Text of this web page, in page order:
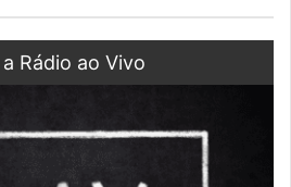
Rádio ao Vivo